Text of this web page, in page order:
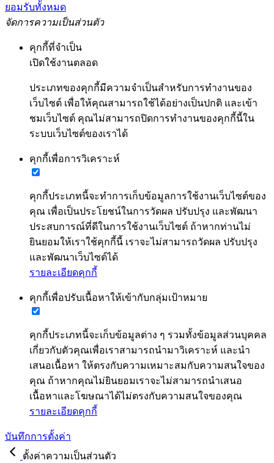
ยอมรับทั้งหมด
จัดการความเป็นส่วนตัว
คุกกี้ที่จำเป็น
เปิดใช้งานตลอด
ประเภทของคุกกี้มีความจำเป็นสำหรับการทำงานของ
เว็บไซต์ เพื่อให้คุณสามารถใช้ได้อย่างเป็นปกติ และเข้า
ชมเว็บไซต์ คุณไม่สามารถปิดการทำงานของคุกกี้นี้ใน
ระบบเว็บไซต์ของเราได้
คุกกี้เพื่อการวิเคราะห์
คุกกี้ประเภทนี้จะทำการเก็บข้อมูลการใช้งานเว็บไซต์ของ
คุณ เพื่อเป็นประโยชน์ในการวัดผล ปรับปรุง และพัฒนา
ประสบการณ์ที่ดีในการใช้งานเว็บไซต์ ถ้าหากท่านไม่
ยินยอมให้เราใช้คุกกี้นี้ เราจะไม่สามารถวัดผล ปรับปรุง
และพัฒนาเว็บไซต์ได้
รายละเอียดคุกกี้
คุกกี้เพื่อปรับเนื้อหาให้เข้ากับกลุ่มเป้าหมาย
คุกกี้ประเภทนี้จะเก็บข้อมูลต่าง ๆ รวมทั้งข้อมูลส่วนบุคคล
เกี่ยวกับตัวคุณเพื่อเราสามารถนำมาวิเคราะห์ และนำ
เสนอเนื้อหา ให้ตรงกับความเหมาะสมกับความสนใจของ
คุณ ถ้าหากคุณไม่ยินยอมเราจะไม่สามารถนำเสนอ
เนื้อหาและโฆษณาได้ไม่ตรงกับความสนใจของคุณ
รายละเอียดคุกกี้
บันทึกการตั้งค่า
ตั้งค่าความเป็นส่วนตัว